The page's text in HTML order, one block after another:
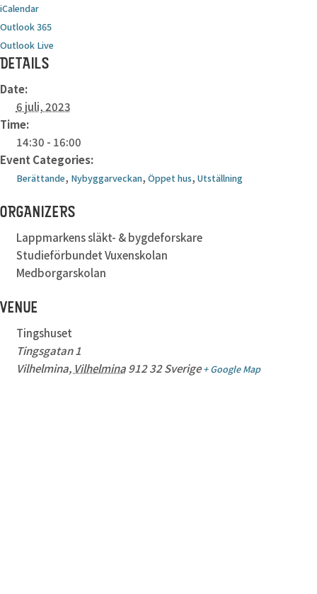
iCalendar
Outlook 365
Outlook Live
DETAILS
Date:
6 juli, 2023
Time:
14:30 - 16:00
Event Categories:
Berättande, Nybyggarveckan, Öppet hus, Utställning
ORGANIZERS
Lappmarkens släkt- & bygdeforskare
Studieförbundet Vuxenskolan
Medborgarskolan
VENUE
Tingshuset
Tingsgatan 1
Vilhelmina, Vilhelmina 912 32 Sverige + Google Map